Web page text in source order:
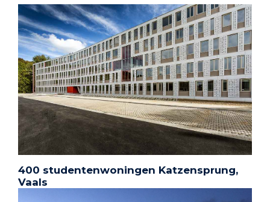
400 studentenwoningen Katzensprung,
Vaals